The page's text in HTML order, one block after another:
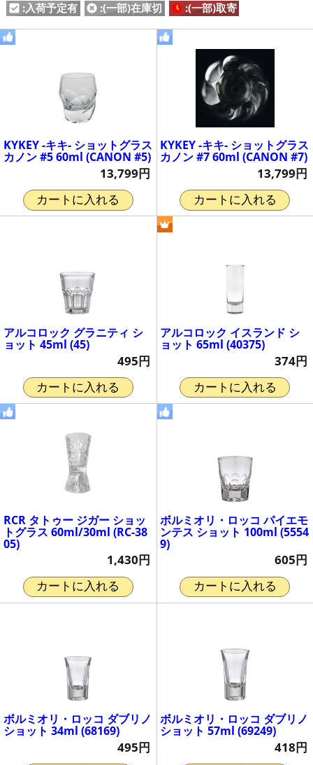
:入荷予定有
:(一部)在庫切 :(一部)取寄
KYKEY -キキ- ショットグラス
カノン #5 60ml (CANON #5)
13,799円
カートに入れる
KYKEY -キキ- ショットグラス
カノン #7 60ml (CANON #7)
13,799円
カートに入れる
アルコロック グラニティ シ
ョット 45ml (45)
495円
カートに入れる
アルコロック イスランド シ
ョット 65ml (40375)
374円
カートに入れる
RCR タトゥー ジガー ショッ
トグラス 60ml/30ml (RC-38
05)
1,430円
カートに入れる
ボルミオリ・ロッコ パイエモ
ンテス ショット 100ml (5554
9)
605円
カートに入れる
ボルミオリ・ロッコ ダブリノ
ショット 34ml (68169)
495円
ボルミオリ・ロッコ ダブリノ
ショット 57ml (69249)
418円